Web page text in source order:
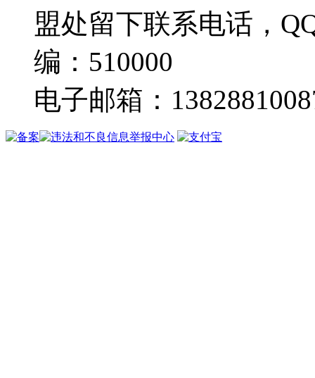
盟处留下联系电话，
编：510000
电子邮箱：